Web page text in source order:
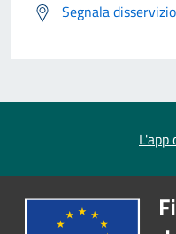
Segnala disservizio